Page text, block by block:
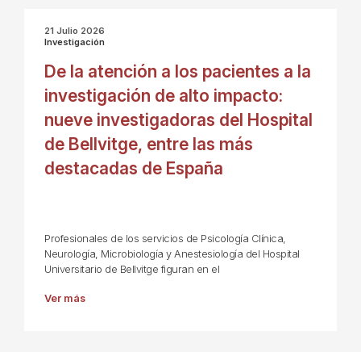
21 Julio 2026
Investigación
De la atención a los pacientes a la
investigación de alto impacto:
nueve investigadoras del Hospital
de Bellvitge, entre las más
destacadas de España
Profesionales de los servicios de Psicología Clínica,
Neurología, Microbiología y Anestesiología del Hospital
Universitario de Bellvitge figuran en el
Ver más